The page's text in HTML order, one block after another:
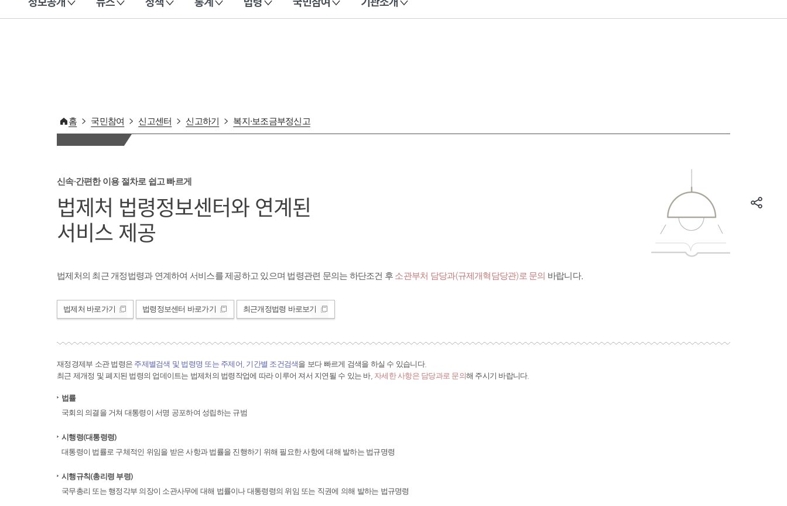
이 누리집은 대한민국 공식 전자정부 누리집입니다.
홈 국민참여 신고센터 신고하기 복지·보조금부정신고
신속·간편한 이용 절차로 쉽고 빠르게
법제처 법령정보센터와 연계된
서비스 제공
법제처의 최근 개정법령과 연계하여 서비스를 제공하고 있으며 법령관련 문의는 하단조건 후 소관부처 담당과(규제개혁담당관)로 문의 바랍니다.
법제처 바로가기 법령정보센터 바로가기 최근개정법령 바로보기
재정경제부 소관 법령은 주제별검색 및 법령명 또는 주제어, 기간별 조건검색을 보다 빠르게 검색을 하실 수 있습니다.
최근 제개정 및 폐지된 법령의 업데이트는 법제처의 법령작업에 따라 이루어 져서 지연될 수 있는 바, 자세한 사항은 담당과로 문의해 주시기 바랍니다.
법률
국회의 의결을 거쳐 대통령이 서명 공포하여 성립하는 규범
시행령(대통령령)
대통령이 법률로 구체적인 위임을 받은 사항과 법률을 진행하기 위해 필요한 사항에 대해 발하는 법규명령
시행규칙(총리령 부령)
국무총리 또는 행정각부 의장이 소관사무에 대해 법률이나 대통령령의 위임 또는 직권에 의해 발하는 법규명령